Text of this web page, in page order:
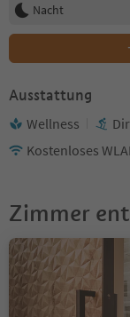
Nacht
Ausstattung
Wellness
Kostenloses
Zimmer